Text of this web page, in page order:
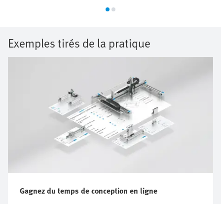
Exemples tirés de la pratique
Gagnez du temps de conception en ligne